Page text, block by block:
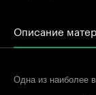
Описание
Одна из наиболее